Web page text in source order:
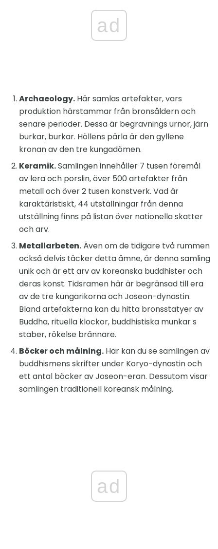
ad
Archaeology. Här samlas artefakter, vars
produktion härstammar från bronsåldern och
senare perioder. Dessa är begravnings urnor, järn
burkar, burkar. Höllens pärla är den gyllene
kronan av den tre kungadömen.
Keramik.Samlingen innehåller 7 tusen föremål
av lera och porslin, över 500 artefakter från
metall och över 2 tusen konstverk. Vad är
karaktäristiskt, 44 utställningar från denna
utställning finns på listan över nationella skatter
och arv.
Metallarbeten. Även om de tidigare två rummen
också delvis täcker detta ämne, är denna samling
unik och är ett arv av koreanska buddhister och
deras konst. Tidsramen här är begränsad till era
av de tre kungarikorna och Joseon-dynastin.
Bland artefakterna kan du hitta bronsstatyer av
Buddha, rituella klockor, buddhistiska munkar s
staber, rökelse brännare.
Böcker och målning. Här kan du se samlingen av
buddhismens skrifter under Koryo-dynastin och
ett antal böcker av Joseon-eran. Dessutom visar
samlingen traditionell koreansk målning.
ad